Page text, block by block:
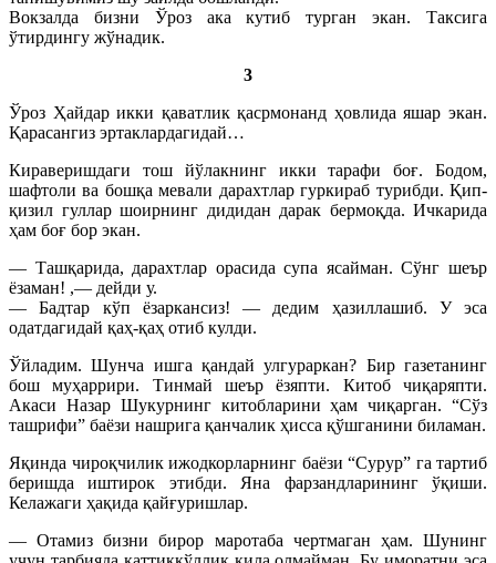
Вокзалда бизни Ўроз ака кутиб турган экан. Таксига
ўтирдингу жўнадик.
3
Ўроз Ҳайдар икки қаватлик қасрмонанд ҳовлида яшар экан.
Қарасангиз эртаклардагидай…
Кираверишдаги тош йўлакнинг икки тарафи боғ. Бодом,
шафтоли ва бошқа мевали дарахтлар гуркираб турибди. Қип-
қизил гуллар шоирнинг дидидан дарак бермоқда. Ичкарида
ҳам боғ бор экан.
— Ташқарида, дарахтлар орасида супа ясайман. Сўнг шеър
ёзаман! ,— дейди у.
— Бадтар кўп ёзаркансиз! — дедим ҳазиллашиб. У эса
одатдагидай қаҳ-қаҳ отиб кулди.
Ўйладим. Шунча ишга қандай улгураркан? Бир газетанинг
бош муҳаррири. Тинмай шеър ёзяпти. Китоб чиқаряпти.
Акаси Назар Шукурнинг китобларини ҳам чиқарган. “Сўз
ташрифи” баёзи нашрига қанчалик ҳисса қўшганини биламан.
Яқинда чироқчилик ижодкорларнинг баёзи “Сурур” га тартиб
беришда иштирок этибди. Яна фарзандларининг ўқиши.
Келажаги ҳақида қайғуришлар.
— Отамиз бизни бирор маротаба чертмаган ҳам. Шунинг